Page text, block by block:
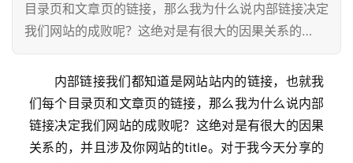
目录页和文章页的链接，那么我为什么说内部链接决定
我们网站的成败呢？这绝对是有很大的因果关系的…
内部链接我们都知道是网站站内的链接，也就我
们每个目录页和文章页的链接，那么我为什么说内部
链接决定我们网站的成败呢？这绝对是有很大的因果
关系的，并且涉及你网站的title。对于我今天分享的